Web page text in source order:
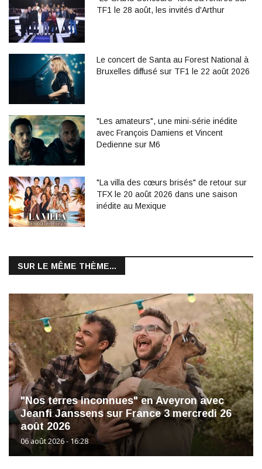
TF1 le 28 août, les invités d'Arthur
Le concert de Santa au Forest National à
Bruxelles diffusé sur TF1 le 22 août 2026
"Les amateurs", une mini-série inédite
avec François Damiens et Vincent
Dedienne sur M6
"La villa des cœurs brisés" de retour sur
TFX le 20 août 2026 dans une saison
inédite au Mexique
SUR LE MÊME THÈME...
"Nos terres inconnues" en Aveyron avec
Jeanfi Janssens sur France 3 mercredi 26
août 2026
06 août 2026 - 16:28